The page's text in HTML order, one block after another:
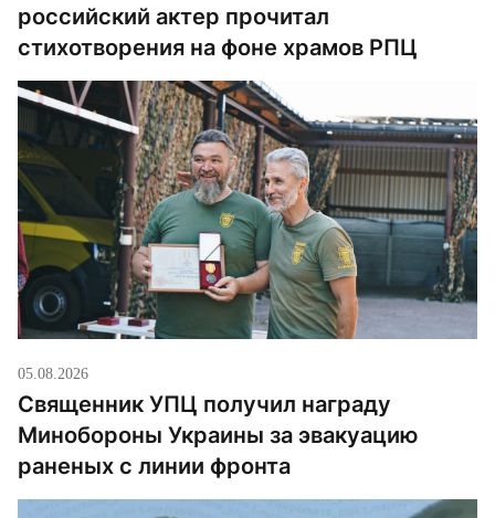
российский актер прочитал
стихотворения на фоне храмов РПЦ
05.08.2026
Священник УПЦ получил награду
Минобороны Украины за эвакуацию
раненых с линии фронта